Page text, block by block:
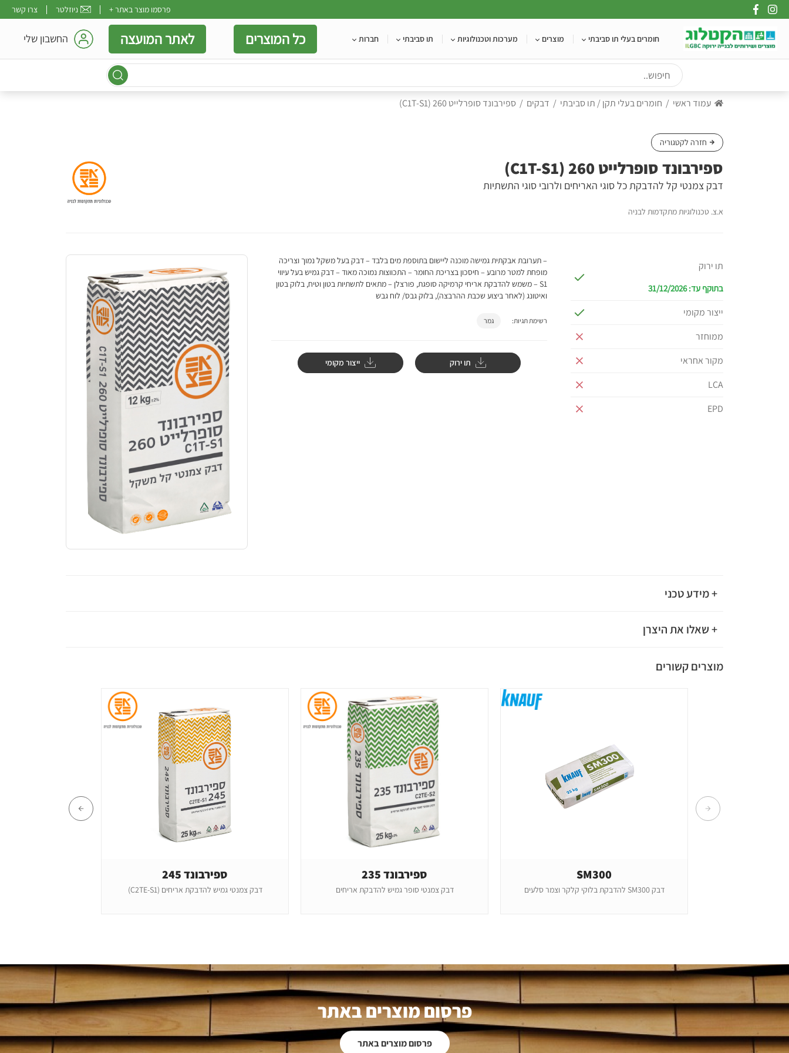
Skip
to
content
פרסמו מוצר באתר + ניוזלטר צרו קשר
חומרים בעלי תו סביבתי מוצרים מערכות וטכנולוגיות תו סביבתי חברות כל המוצרים לאתר המועצה החשבון שלי
עמוד ראשי חומרים בעלי תקן / תו סביבתי דבקים ספירבונד סופרלייט 260 (C1T-S1)
חזרה לקטגוריה
ספירבונד סופרלייט 260 (C1T-S1)
דבק צמנטי קל להדבקת כל סוגי האריחים ולרובי סוגי התשתיות
א.צ. טכנולוגיות מתקדמות לבניה
תו ירוק
בתוקף עד: 31/12/2026
ייצור מקומי
ממוחזר
מקור אחראי
LCA
EPD
– תערובת אבקתית גמישה מוכנה ליישום בתוספת מים בלבד – דבק בעל משקל נמוך וצריכה
מופחת למטר מרובע – חיסכון בצריכת החומר – התכווצות נמוכה מאוד – דבק גמיש בעל עיווי
S1 – משמש להדבקת אריחי קרמיקה סופגת, פורצלן – מתאים לתשתיות בטון וטיח, בלוק בטון
ואיטונג (לאחר ביצוע שכבת ההרבצה), בלוק גבס/ לוח גבש
רשימת תגיות: גמר
תו ירוק ייצור מקומי
+ מידע טכני
+ שאלו את היצרן
מוצרים קשורים
SM300
דבק SM300 להדבקת בלוקי קלקר וצמר סלעים
ספירבונד 235
דבק צמנטי סופר גמיש להדבקת אריחים
ספירבונד 245
דבק צמנטי גמיש להדבקת אריחים (C2TE-S1)
פרסום מוצרים באתר
פרסום מוצרים באתר